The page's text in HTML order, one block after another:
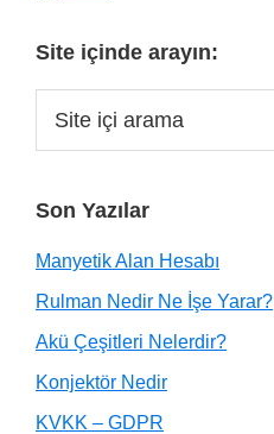
Site içinde arayın:
Son Yazılar
Manyetik Alan Hesabı
Rulman Nedir Ne İşe Yarar?
Akü Çeşitleri Nelerdir?
Konjektör Nedir
KVKK – GDPR